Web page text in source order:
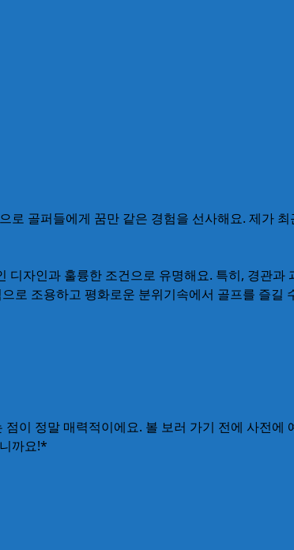
골퍼들에게 꿈만 같은 경험을 선사해요. 제가
인과 훌륭한 조건으로 유명해요. 특히, 경관과
조용하고 평화로운 분위기속에서 골프를 즐길
이 정말 매력적이에요. 볼 보러 가기 전에 사전에
까요!*